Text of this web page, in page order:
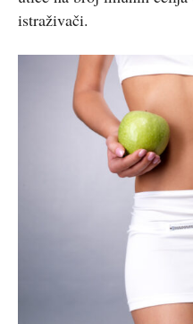
istraživači.